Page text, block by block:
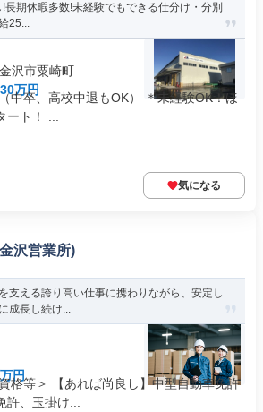
長期休暇多数!未経験でもできる仕分け・分別
25...
沢市粟崎町
万円
中卒、高校中退もOK） ＊未経験OK！ほ
ト！ ...
気になる
沢営業所)
支える誇り高い仕事に携わりながら、安定し
成長し続け...
円
格等＞ 【あれば尚良し】中型自動車免許
許、玉掛け...